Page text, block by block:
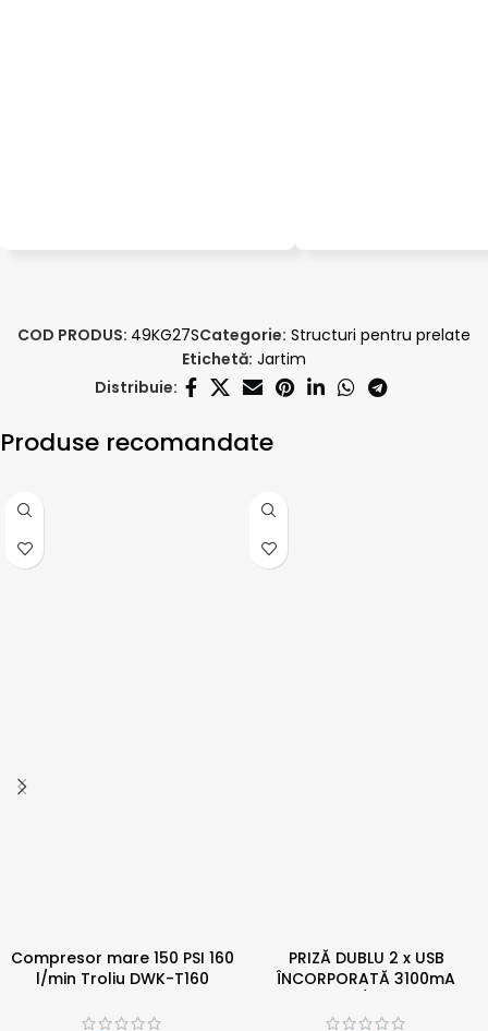
COD PRODUS: 49KG27SCategorie: Structuri pentru prelate
Etichetă: Jartim
Distribuie:
Produse recomandate
Compresor mare 150 PSI 160
l/min Troliu DWK-T160
PRIZĂ DUBLU 2 x USB
ÎNCORPORATĂ 3100mA